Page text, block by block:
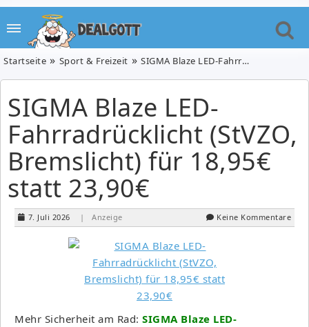
Startseite Sport & Freizeit SIGMA Blaze LED-Fahrradrücklicht (StVZO, Bremslicht) für 18,95€ statt 23,90€
SIGMA Blaze LED-
Fahrradrücklicht (StVZO,
Bremslicht) für 18,95€
statt 23,90€
7. Juli 2026 | Anzeige Keine Kommentare
Mehr Sicherheit am Rad: SIGMA Blaze LED-